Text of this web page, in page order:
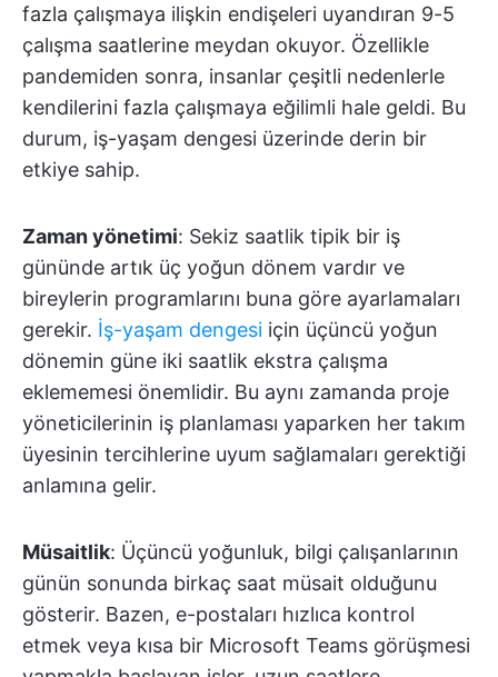
fazla çalışmaya ilişkin endişeleri uyandıran 9-5
çalışma saatlerine meydan okuyor. Özellikle
pandemiden sonra, insanlar çeşitli nedenlerle
kendilerini fazla çalışmaya eğilimli hale geldi. Bu
durum, iş-yaşam dengesi üzerinde derin bir
etkiye sahip.
Zaman yönetimi: Sekiz saatlik tipik bir iş
gününde artık üç yoğun dönem vardır ve
bireylerin programlarını buna göre ayarlamaları
gerekir. İş-yaşam dengesi için üçüncü yoğun
dönemin güne iki saatlik ekstra çalışma
eklememesi önemlidir. Bu aynı zamanda proje
yöneticilerinin iş planlaması yaparken her takım
üyesinin tercihlerine uyum sağlamaları gerektiği
anlamına gelir.
Müsaitlik: Üçüncü yoğunluk, bilgi çalışanlarının
günün sonunda birkaç saat müsait olduğunu
gösterir. Bazen, e-postaları hızlıca kontrol
etmek veya kısa bir Microsoft Teams görüşmesi